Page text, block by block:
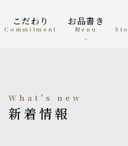
こだわり
Commitment
お品書き
menu
what's new
新着情報